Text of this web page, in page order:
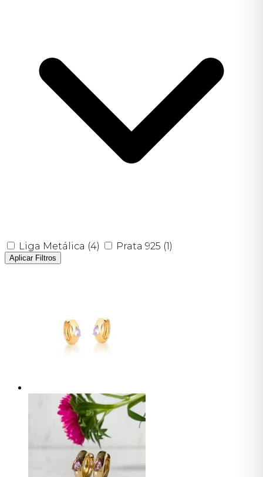
Liga Metálica (4) Prata 925 (1)
Aplicar Filtros